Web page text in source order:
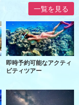
一覧を見る
即時予約可能なアクティ
ビティツアー